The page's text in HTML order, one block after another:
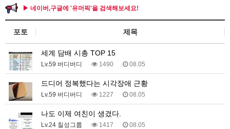
▶ 네이버,구글에 '유머픽'을 검색해보세요!
포토 제목
세계 담배 시총 TOP 15
Lv.59 버디버디 1490 08.05
드디어 정복했다는 시각장애 근황
Lv.59 버디버디 1227 08.05
나도 이제 여친이 생겼다.
Lv.24 칠성그룹 1417 08.05